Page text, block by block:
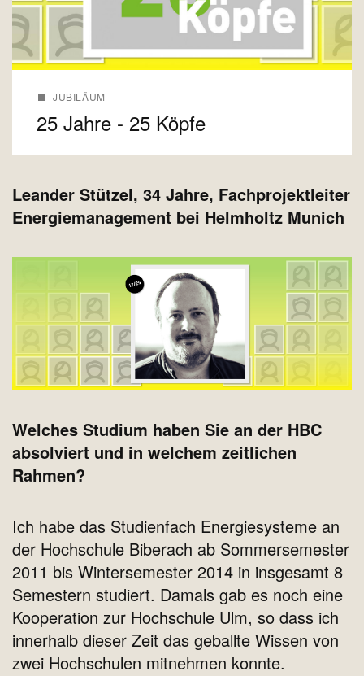
JUBILÄUM
25 Jahre - 25 Köpfe
Leander Stützel, 34 Jahre, Fachprojektleiter
Energiemanagement bei Helmholtz Munich
Welches Studium haben Sie an der HBC
absolviert und in welchem zeitlichen
Rahmen?
Ich habe das Studienfach Energiesysteme an
der Hochschule Biberach ab Sommersemester
2011 bis Wintersemester 2014 in insgesamt 8
Semestern studiert. Damals gab es noch eine
Kooperation zur Hochschule Ulm, so dass ich
innerhalb dieser Zeit das geballte Wissen von
zwei Hochschulen mitnehmen konnte.